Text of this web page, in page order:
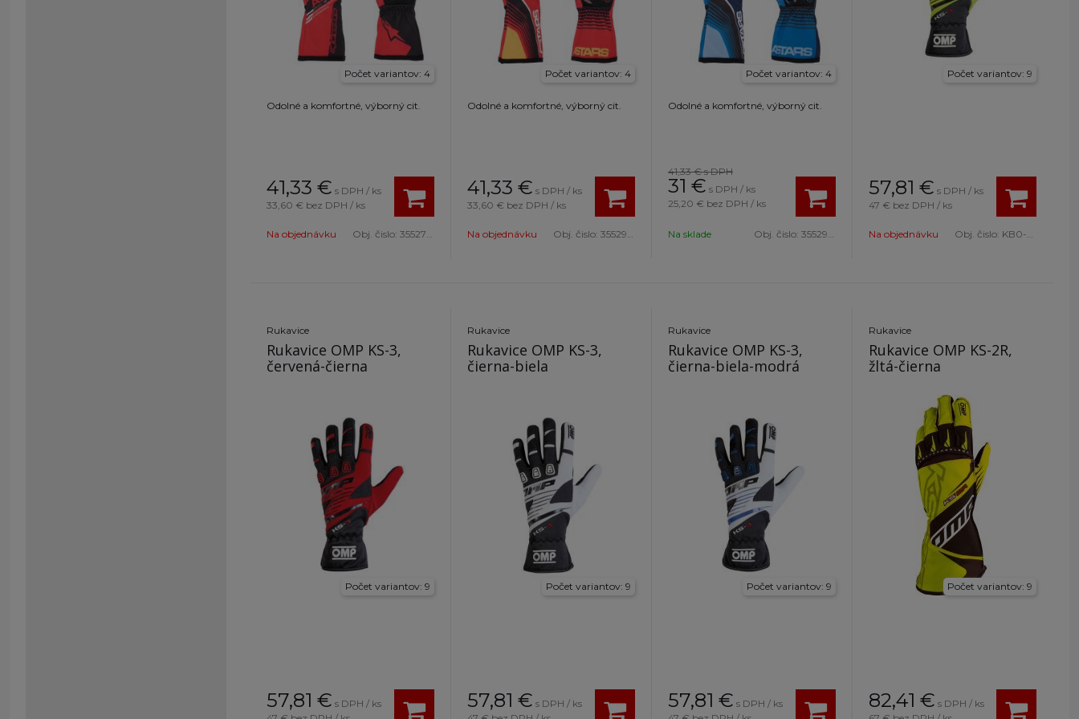
Počet variantov: 4
Odolné a komfortné, výborný cit.
41,33 € s DPH / ks
33,60 € bez DPH / ks
Na objednávku Obj. čislo: 3552723 31-S
Počet variantov: 4
Odolné a komfortné, výborný cit.
41,33 € s DPH / ks
33,60 € bez DPH / ks
Na objednávku Obj. čislo: 3552923 3340-S
Počet variantov: 4
Odolné a komfortné, výborný cit.
41,33 €s DPH
31 € s DPH / ks
25,20 € bez DPH / ks
Na sklade Obj. čislo: 3552923 78-XL
Počet variantov: 9
57,81 € s DPH / ks
47 € bez DPH / ks
Na objednávku Obj. čislo: KB0-2743-B01-059-004
Rukavice
Rukavice OMP KS-3,
červená-čierna
Počet variantov: 9
57,81 € s DPH / ks
Rukavice
Rukavice OMP KS-3,
čierna-biela
Počet variantov: 9
57,81 € s DPH / ks
Rukavice
Rukavice OMP KS-3,
čierna-biela-modrá
Počet variantov: 9
57,81 € s DPH / ks
Rukavice
Rukavice OMP KS-2R,
žltá-čierna
Počet variantov: 9
82,41 € s DPH / ks